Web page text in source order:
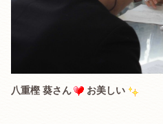
八重樫 葵さん お美しい